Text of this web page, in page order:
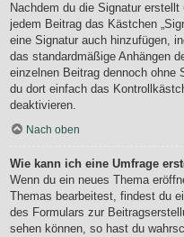
Nachdem du die Signatur
jedem Beitrag das Kästchen
eine Signatur auch hinzufügen,
das standardmäßige Anhängen
einzelnen Beitrag dennoch
du dort einfach das
deaktivieren.
Nach oben
Wie kann ich eine Umfrage
Wenn du ein neues Thema
Themas bearbeitest, findest du
des Formulars zur
sehen können, so hast du